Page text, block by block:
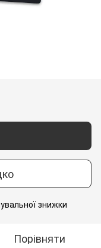
знижки
Порівняти